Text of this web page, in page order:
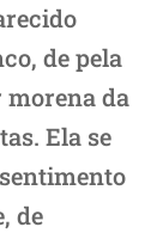
de pela
da
Ela se
de